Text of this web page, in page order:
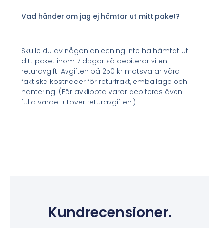
Vad händer om jag ej hämtar ut mitt paket?
Skulle du av någon anledning inte ha hämtat ut
ditt paket inom 7 dagar så debiterar vi en
returavgift. Avgiften på 250 kr motsvarar våra
faktiska kostnader för returfrakt, emballage och
hantering. (För avklippta varor debiteras även
fulla värdet utöver returavgiften.)
Kundrecensioner.